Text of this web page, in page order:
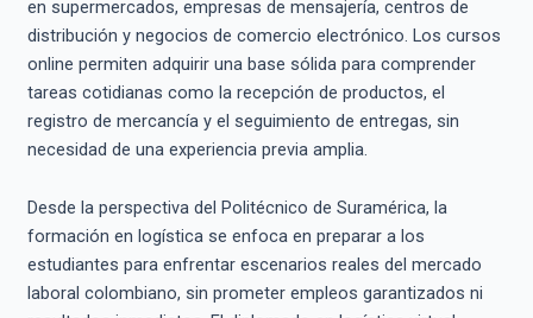
en supermercados, empresas de mensajería, centros de
distribución y negocios de comercio electrónico. Los cursos
online permiten adquirir una base sólida para comprender
tareas cotidianas como la recepción de productos, el
registro de mercancía y el seguimiento de entregas, sin
necesidad de una experiencia previa amplia.
Desde la perspectiva del Politécnico de Suramérica, la
formación en logística se enfoca en preparar a los
estudiantes para enfrentar escenarios reales del mercado
laboral colombiano, sin prometer empleos garantizados ni